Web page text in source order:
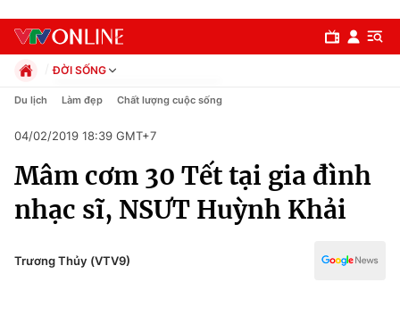
Chuyên mục
Chính trị
ĐỜI SỐNG
Chính trị
Pháp luật
Kinh tế
Thể thao
Truyền hình
Y tế
Du lịch Làm đẹp Chất lượng cuộc sống
04/02/2019 18:39 GMT+7
Mâm cơm 30 Tết tại gia đình
nhạc sĩ, NSƯT Huỳnh Khải
Trương Thủy (VTV9)